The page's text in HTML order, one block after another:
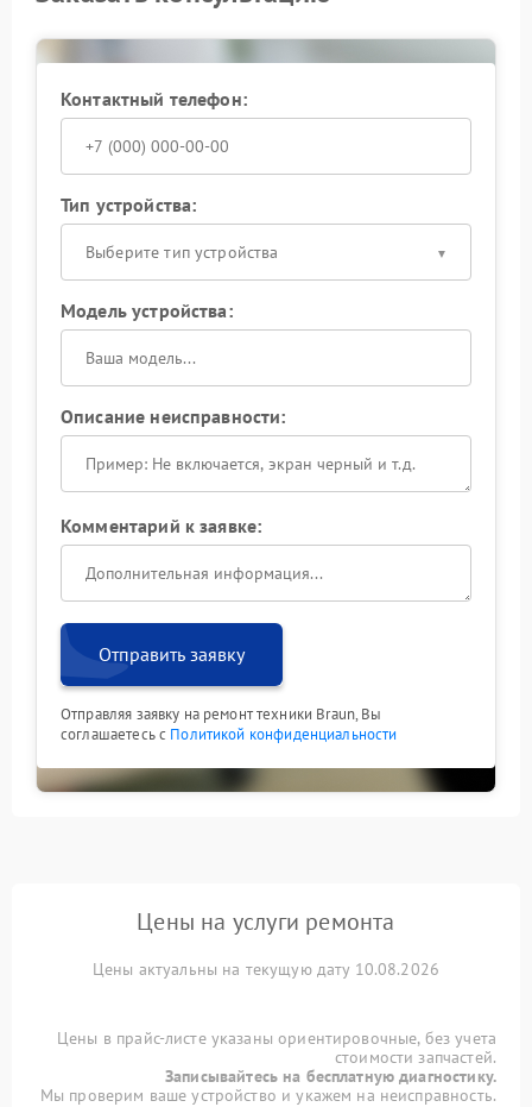
Контактный телефон:
Тип устройства:
Выберите тип устройства
Модель устройства:
Описание неисправности:
Комментарий к заявке:
Отправить заявку
Отправляя заявку на ремонт техники Braun, Вы
соглашаетесь с Политикой конфиденциальности
Цены на услуги ремонта
Цены актуальны на текущую дату 10.08.2026
Цены в прайс-листе указаны ориентировочные, без учета
стоимости запчастей.
Записывайтесь на бесплатную диагностику.
Мы проверим ваше устройство и укажем на неисправность.